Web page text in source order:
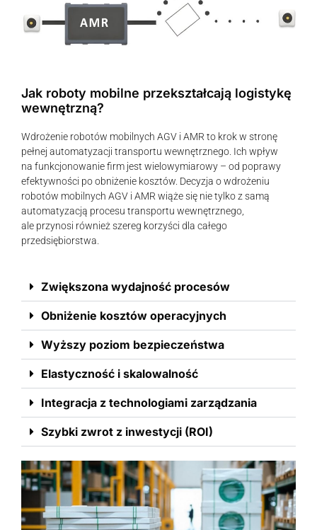
Jak roboty mobilne przekształcają logistykę
wewnętrzną?
Wdrożenie robotów mobilnych AGV i AMR to krok w stronę
pełnej automatyzacji transportu wewnętrznego. Ich wpływ
na funkcjonowanie firm jest wielowymiarowy – od poprawy
efektywności po obniżenie kosztów. Decyzja o wdrożeniu
robotów mobilnych AGV i AMR wiąże się nie tylko z samą
automatyzacją procesu transportu wewnętrznego,
ale przynosi również szereg korzyści dla całego
przedsiębiorstwa.
Zwiększona wydajność procesów
Obniżenie kosztów operacyjnych
Wyższy poziom bezpieczeństwa
Elastyczność i skalowalność
Integracja z technologiami zarządzania
Szybki zwrot z inwestycji (ROI)